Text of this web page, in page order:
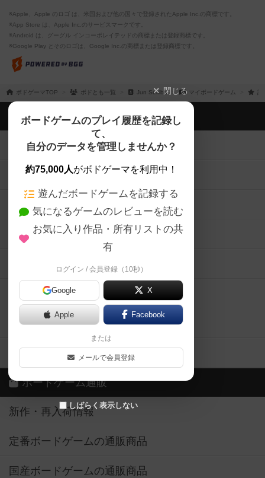
※Apple、Apple のロゴ は、米国および他の国々で登録されたApple Inc.の商標です。
※App Store は、Apple Inc.のサービスマークです。
※Android は、グーグル インコーポレイテッドの商標または登録商標です。
※Google Play とそのロゴは、Google Inc.の商標または登録商標です。
ボドゲーマTOP ボドとも一覧 Jun Sekiba マイボードゲーム 評
閉じる
ボードゲームのプレイ履歴を記録し
て、
自分のデータを管理しませんか？
約75,000人がボドゲーマを利用中！
遊んだボードゲームを記録する
気になるゲームのレビューを読む
お気に入り作品・所有リストの共
有
ログイン / 会員登録（10秒）
Google X
Apple Facebook
または
メールで会員登録
しばらく表示しない
ボドゲーマTOP
ボードゲームを検索する
ボードゲームの新着レビュー
ボードゲーム会情報
メカニクス特集
掲示板・トピックス
ボドとも・会員一覧
ボードゲーム業界コラム
ボドゲーマご利用案内
ボードゲーム通販
新作・再入荷情報
定番ボードゲームの通販商品
国産ボードゲームの通販商品